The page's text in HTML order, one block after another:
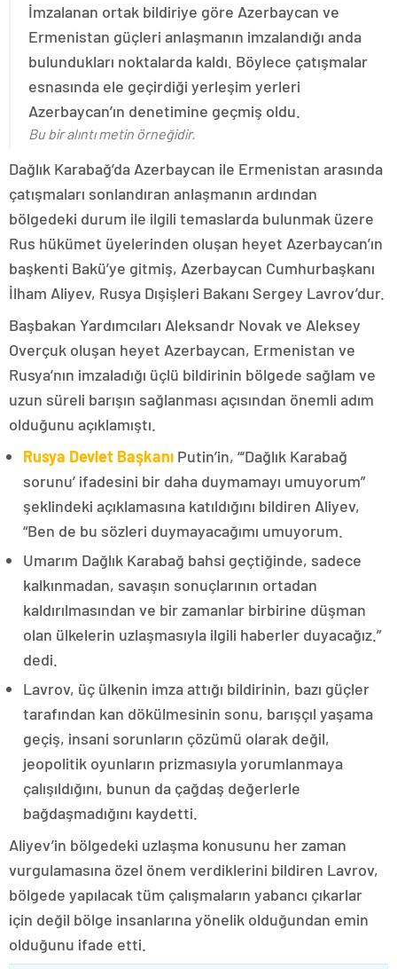
İmzalanan ortak bildiriye göre Azerbaycan ve
Ermenistan güçleri anlaşmanın imzalandığı anda
bulundukları noktalarda kaldı. Böylece çatışmalar
esnasında ele geçirdiği yerleşim yerleri
Azerbaycan’ın denetimine geçmiş oldu.
Bu bir alıntı metin örneğidir.
Dağlık Karabağ’da Azerbaycan ile Ermenistan arasında
çatışmaları sonlandıran anlaşmanın ardından
bölgedeki durum ile ilgili temaslarda bulunmak üzere
Rus hükümet üyelerinden oluşan heyet Azerbaycan’ın
başkenti Bakü’ye gitmiş, Azerbaycan Cumhurbaşkanı
İlham Aliyev, Rusya Dışişleri Bakanı Sergey Lavrov’dur.
Başbakan Yardımcıları Aleksandr Novak ve Aleksey
Overçuk oluşan heyet Azerbaycan, Ermenistan ve
Rusya’nın imzaladığı üçlü bildirinin bölgede sağlam ve
uzun süreli barışın sağlanması açısından önemli adım
olduğunu açıklamıştı.
Rusya Devlet Başkanı Putin’in, “‘Dağlık Karabağ
sorunu’ ifadesini bir daha duymamayı umuyorum”
şeklindeki açıklamasına katıldığını bildiren Aliyev,
“Ben de bu sözleri duymayacağımı umuyorum.
Umarım Dağlık Karabağ bahsi geçtiğinde, sadece
kalkınmadan, savaşın sonuçlarının ortadan
kaldırılmasından ve bir zamanlar birbirine düşman
olan ülkelerin uzlaşmasıyla ilgili haberler duyacağız.”
dedi.
Lavrov, üç ülkenin imza attığı bildirinin, bazı güçler
tarafından kan dökülmesinin sonu, barışçıl yaşama
geçiş, insani sorunların çözümü olarak değil,
jeopolitik oyunların prizmasıyla yorumlanmaya
çalışıldığını, bunun da çağdaş değerlerle
bağdaşmadığını kaydetti.
Aliyev’in bölgedeki uzlaşma konusunu her zaman
vurgulamasına özel önem verdiklerini bildiren Lavrov,
bölgede yapılacak tüm çalışmaların yabancı çıkarlar
için değil bölge insanlarına yönelik olduğundan emin
olduğunu ifade etti.